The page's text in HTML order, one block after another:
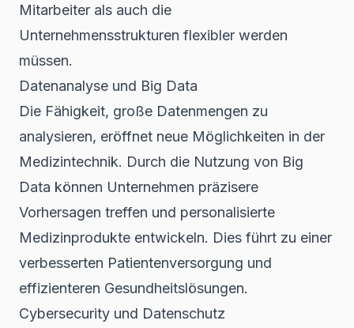
Mitarbeiter als auch die
Unternehmensstrukturen flexibler werden
müssen.
Datenanalyse und Big Data
Die Fähigkeit, große Datenmengen zu
analysieren, eröffnet neue Möglichkeiten in der
Medizintechnik. Durch die Nutzung von Big
Data können Unternehmen präzisere
Vorhersagen treffen und personalisierte
Medizinprodukte entwickeln. Dies führt zu einer
verbesserten Patientenversorgung und
effizienteren Gesundheitslösungen.
Cybersecurity und Datenschutz